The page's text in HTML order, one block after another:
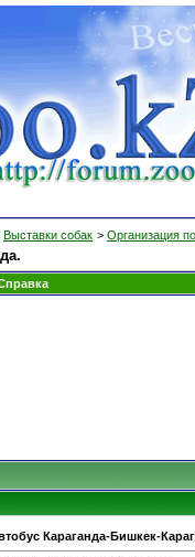
Выставки собак > Организация
Караганда-Бишкек-